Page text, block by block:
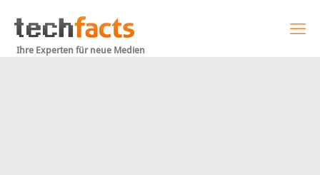
Ihre Experten für neue Medien